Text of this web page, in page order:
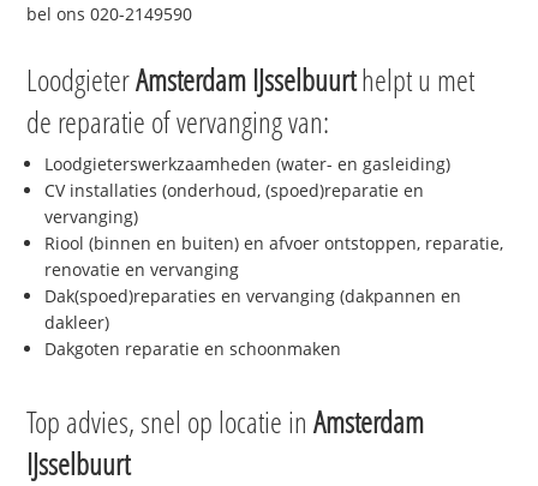
bel ons 020-2149590
LoodgieterAmsterdam IJsselbuurthelpt u met
de reparatie of vervanging van:
Loodgieterswerkzaamheden (water- en gasleiding)
CV installaties (onderhoud, (spoed)reparatie en
vervanging)
Riool (binnen en buiten) en afvoer ontstoppen, reparatie,
renovatie en vervanging
Dak(spoed)reparaties en vervanging (dakpannen en
dakleer)
Dakgoten reparatie en schoonmaken
Top advies, snel op locatie inAmsterdam
IJsselbuurt